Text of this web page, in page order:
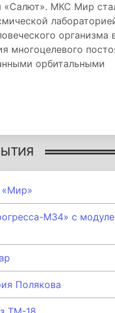
«Салют». МКС Мир
организма
многоцелевого
орбитальными
«Мир»
М34» с
Полякова